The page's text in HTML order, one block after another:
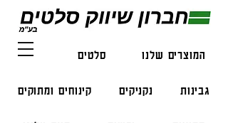
המוצרים שלנו סלטים דגים
גבינות נקניקים קינוחים ומתוקים